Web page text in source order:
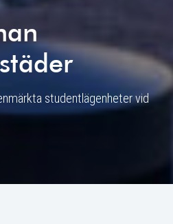
studentlägenheter vid